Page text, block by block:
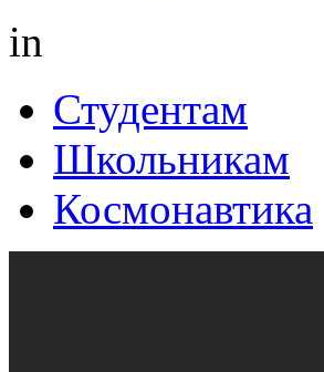
in
Студентам
Школьникам
Космонавтика